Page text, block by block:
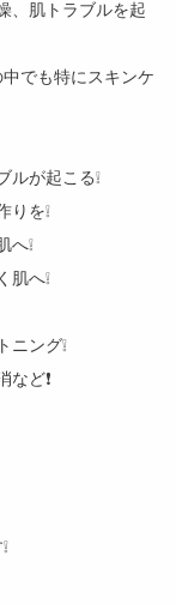
、肌トラブルを起
でも特にスキンケ
が起こる❕
を❕
❕
へ❕
ング❕
ど❗